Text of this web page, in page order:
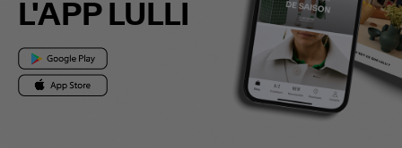
L'APP LULLI